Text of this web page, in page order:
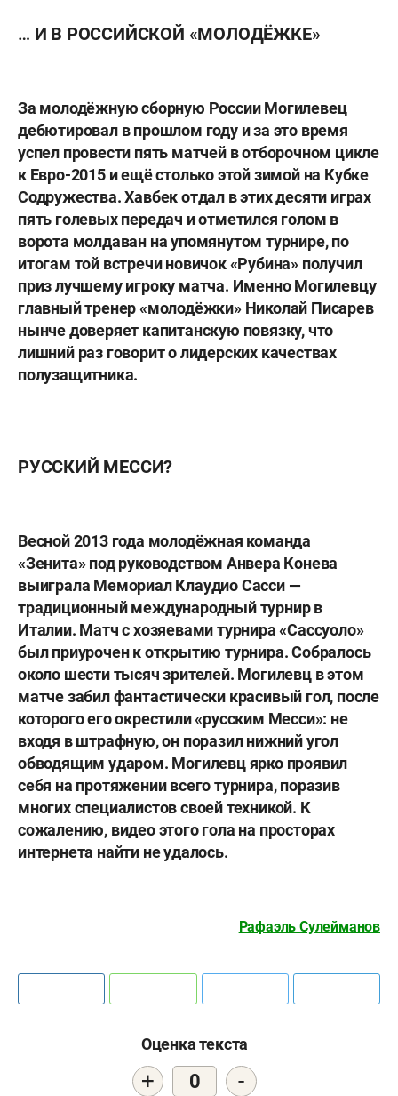
… И В РОССИЙСКОЙ «МОЛОДЁЖКЕ»
За молодёжную сборную России Могилевец
дебютировал в прошлом году и за это время
успел провести пять матчей в отборочном цикле
к Евро-2015 и ещё столько этой зимой на Кубке
Содружества. Хавбек отдал в этих десяти играх
пять голевых передач и отметился голом в
ворота молдаван на упомянутом турнире, по
итогам той встречи новичок «Рубина» получил
приз лучшему игроку матча. Именно Могилевцу
главный тренер «молодёжки» Николай Писарев
нынче доверяет капитанскую повязку, что
лишний раз говорит о лидерских качествах
полузащитника.
РУССКИЙ МЕССИ?
Весной 2013 года молодёжная команда
«Зенита» под руководством Анвера Конева
выиграла Мемориал Клаудио Сасси —
традиционный международный турнир в
Италии. Матч с хозяевами турнира «Сассуоло»
был приурочен к открытию турнира. Собралось
около шести тысяч зрителей. Могилевц в этом
матче забил фантастически красивый гол, после
которого его окрестили «русским Месси»: не
входя в штрафную, он поразил нижний угол
обводящим ударом. Могилевц ярко проявил
себя на протяжении всего турнира, поразив
многих специалистов своей техникой. К
сожалению, видео этого гола на просторах
интернета найти не удалось.
Рафаэль Сулейманов
Оценка текста
+ 0 -